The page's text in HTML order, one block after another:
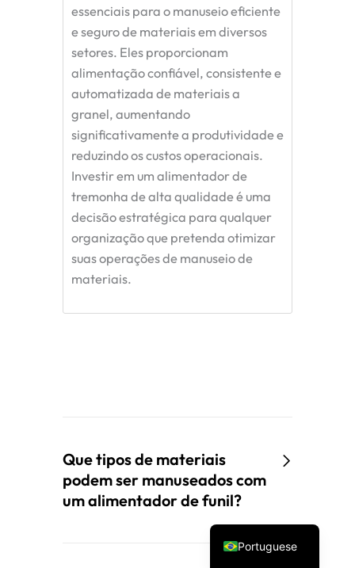
essenciais para o manuseio eficiente
e seguro de materiais em diversos
setores. Eles proporcionam
alimentação confiável, consistente e
automatizada de materiais a
granel, aumentando
significativamente a produtividade e
reduzindo os custos operacionais.
Investir em um alimentador de
tremonha de alta qualidade é uma
decisão estratégica para qualquer
organização que pretenda otimizar
suas operações de manuseio de
materiais.
Que tipos de materiais
podem ser manuseados com
um alimentador de funil?
Portuguese
Russian